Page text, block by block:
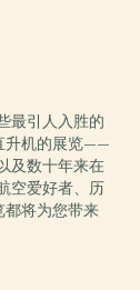
最引人入胜的
升机的展览——
及数十年来在
空爱好者、历
都将为您带来